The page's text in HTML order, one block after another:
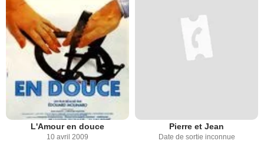
L'Amour en douce
10 avril 2009
Pierre et Jean
Date de sortie inconnue